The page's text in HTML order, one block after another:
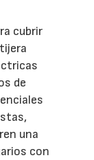
cubrir
de
una
con